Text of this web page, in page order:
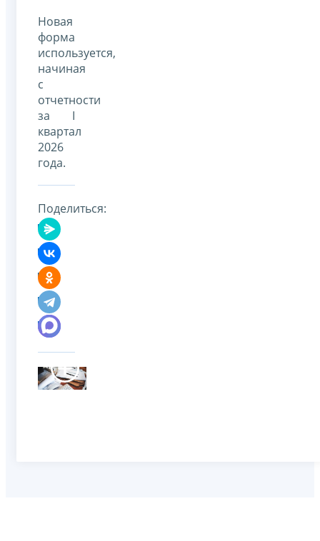
Новая
форма
используется,
начиная
с
отчетности
за I
квартал
2026
года.
Поделиться: